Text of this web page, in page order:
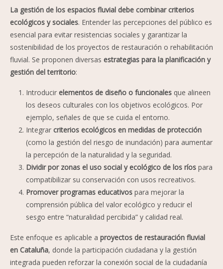
La gestión de los espacios fluvial debe combinar criterios
ecológicos y sociales. Entender las percepciones del público es
esencial para evitar resistencias sociales y garantizar la
sostenibilidad de los proyectos de restauración o rehabilitación
fluvial. Se proponen diversas estrategias para la planificación y
gestión del territorio:
Introducir elementos de diseño o funcionales que alineen
los deseos culturales con los objetivos ecológicos. Por
ejemplo, señales de que se cuida el entorno.
Integrar criterios ecológicos en medidas de protección
(como la gestión del riesgo de inundación) para aumentar
la percepción de la naturalidad y la seguridad.
Dividir por zonas el uso social y ecológico de los ríos para
compatibilizar su conservación con usos recreativos.
Promover programas educativos para mejorar la
comprensión pública del valor ecológico y reducir el
sesgo entre “naturalidad percibida” y calidad real.
Este enfoque es aplicable a proyectos de restauración fluvial
en Cataluña, donde la participación ciudadana y la gestión
integrada pueden reforzar la conexión social de la ciudadanía